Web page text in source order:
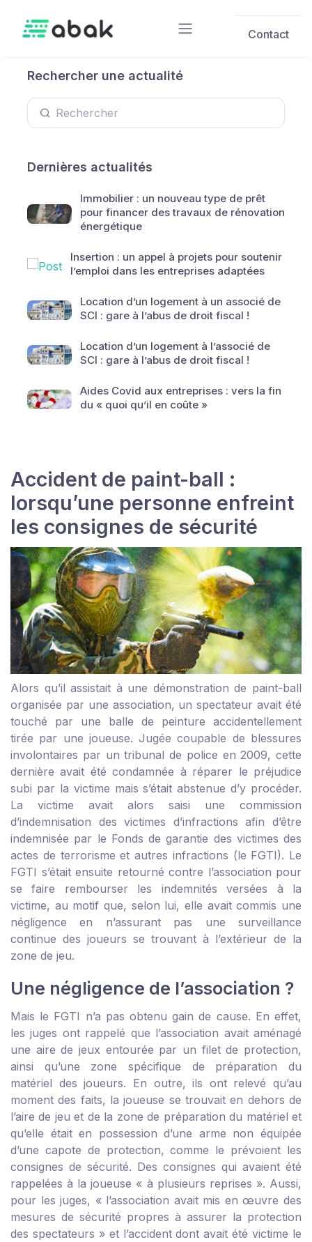
Contact
Rechercher une actualité
Dernières actualités
Immobilier : un nouveau type de prêt
pour financer des travaux de rénovation
énergétique
Insertion : un appel à projets pour soutenir
l’emploi dans les entreprises adaptées
Location d’un logement à un associé de
SCI : gare à l’abus de droit fiscal !
Location d’un logement à l’associé de
SCI : gare à l’abus de droit fiscal !
Aides Covid aux entreprises : vers la fin
du « quoi qu’il en coûte »
Accident de paint-ball :
lorsqu’une personne enfreint
les consignes de sécurité
Alors qu’il assistait à une démonstration de paint-ball
organisée par une association, un spectateur avait été
touché par une balle de peinture accidentellement
tirée par une joueuse. Jugée coupable de blessures
involontaires par un tribunal de police en 2009, cette
dernière avait été condamnée à réparer le préjudice
subi par la victime mais s’était abstenue d’y procéder.
La victime avait alors saisi une commission
d’indemnisation des victimes d’infractions afin d’être
indemnisée par le Fonds de garantie des victimes des
actes de terrorisme et autres infractions (le FGTI). Le
FGTI s’était ensuite retourné contre l’association pour
se faire rembourser les indemnités versées à la
victime, au motif que, selon lui, elle avait commis une
négligence en n’assurant pas une surveillance
continue des joueurs se trouvant à l’extérieur de la
zone de jeu.
Une négligence de l’association ?
Mais le FGTI n’a pas obtenu gain de cause. En effet,
les juges ont rappelé que l’association avait aménagé
une aire de jeux entourée par un filet de protection,
ainsi qu’une zone spécifique de préparation du
matériel des joueurs. En outre, ils ont relevé qu’au
moment des faits, la joueuse se trouvait en dehors de
l’aire de jeu et de la zone de préparation du matériel et
qu’elle était en possession d’une arme non équipée
d’une capote de protection, comme le prévoient les
consignes de sécurité. Des consignes qui avaient été
rappelées à la joueuse « à plusieurs reprises ». Aussi,
pour les juges, « l’association avait mis en œuvre des
mesures de sécurité propres à assurer la protection
des spectateurs » et l’accident dont avait été victime le